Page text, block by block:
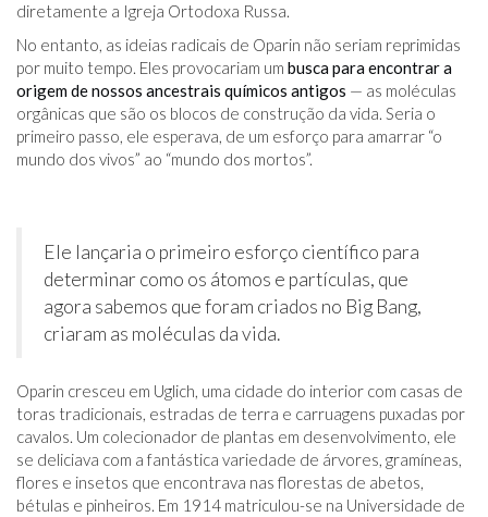
diretamente a Igreja Ortodoxa Russa.
No entanto, as ideias radicais de Oparin não seriam reprimidas
por muito tempo. Eles provocariam um busca para encontrar a
origem de nossos ancestrais químicos antigos — as moléculas
orgânicas que são os blocos de construção da vida. Seria o
primeiro passo, ele esperava, de um esforço para amarrar “o
mundo dos vivos” ao “mundo dos mortos”.
Ele lançaria o primeiro esforço científico para
determinar como os átomos e partículas, que
agora sabemos que foram criados no Big Bang,
criaram as moléculas da vida.
Oparin cresceu em Uglich, uma cidade do interior com casas de
toras tradicionais, estradas de terra e carruagens puxadas por
cavalos. Um colecionador de plantas em desenvolvimento, ele
se deliciava com a fantástica variedade de árvores, gramíneas,
flores e insetos que encontrava nas florestas de abetos,
bétulas e pinheiros. Em 1914 matriculou-se na Universidade de